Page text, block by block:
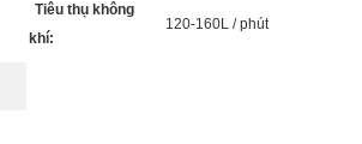
Tiêu thụ không
khí:
120-160L / phút